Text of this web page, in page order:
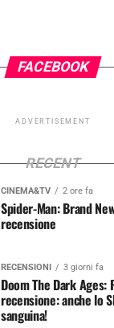
FACEBOOK
ADVERTISEMENT
RECENT
CINEMA&TV 2 ore fa
Spider-Man: Brand
recensione
RECENSIONI 3 giorni fa
Doom The Dark Ages:
recensione: anche lo
sanguina!